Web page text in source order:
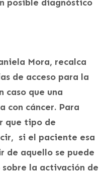
posible diagnóstico
Mora, recalca
de acceso para la
que una
con cáncer. Para
que tipo de
si el paciente esa
de aquello se puede
la activación de